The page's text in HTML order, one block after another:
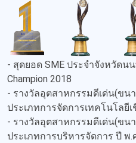
- สุดยอด SME ประจำจังหวัดนน
Champion 2018
- รางวัลอุตสาหกรรมดีเด่น(ขน
ประเภทการจัดการเทคโนโลยี
- รางวัลอุตสาหกรรมดีเด่น(ขน
ประเภทการบริหารจัดการ ปี พ.